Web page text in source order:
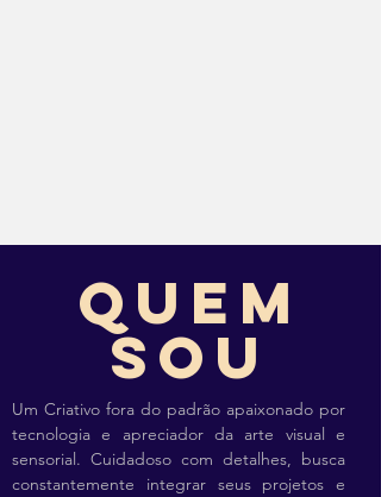
Quem
SOU
Um Criativo fora do padrão apaixonado por
tecnologia e apreciador da arte visual e
sensorial. Cuidadoso com detalhes, busca
constantemente integrar seus projetos e